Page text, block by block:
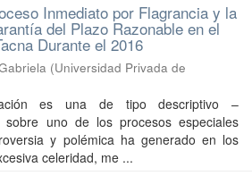
Inmediato por Flagrancia y la
del Plazo Razonable en el
Durante el 2016
(Universidad Privada de
es una de tipo descriptivo –
sobre uno de los procesos especiales
y polémica ha generado en los
celeridad, me ...